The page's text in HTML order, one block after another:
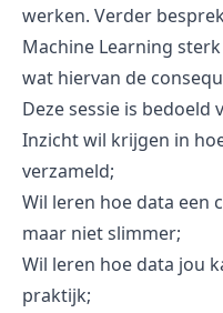
werken. Verder
Machine Learning
wat hiervan de
Deze sessie is bedoeld
Inzicht wil krijgen in
verzameld;
Wil leren hoe data een
maar niet slimmer;
Wil leren hoe data jou
praktijk;